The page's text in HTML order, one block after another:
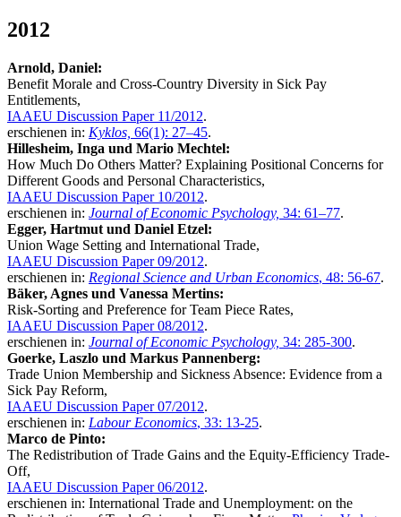
2012
Arnold, Daniel:
Benefit Morale and Cross-Country Diversity in Sick Pay
Entitlements,
IAAEU Discussion Paper 11/2012.
erschienen in: Kyklos, 66(1): 27–45.
Hillesheim, Inga und Mario Mechtel:
How Much Do Others Matter? Explaining Positional Concerns for
Different Goods and Personal Characteristics,
IAAEU Discussion Paper 10/2012.
erschienen in: Journal of Economic Psychology, 34: 61–77.
Egger, Hartmut und Daniel Etzel:
Union Wage Setting and International Trade,
IAAEU Discussion Paper 09/2012.
erschienen in: Regional Science and Urban Economics, 48: 56-67.
Bäker, Agnes und Vanessa Mertins:
Risk-Sorting and Preference for Team Piece Rates,
IAAEU Discussion Paper 08/2012.
erschienen in: Journal of Economic Psychology, 34: 285-300.
Goerke, Laszlo und Markus Pannenberg:
Trade Union Membership and Sickness Absence: Evidence from a
Sick Pay Reform,
IAAEU Discussion Paper 07/2012.
erschienen in: Labour Economics, 33: 13-25.
Marco de Pinto:
The Redistribution of Trade Gains and the Equity-Efficiency Trade-
Off,
IAAEU Discussion Paper 06/2012.
erschienen in: International Trade and Unemployment: on the